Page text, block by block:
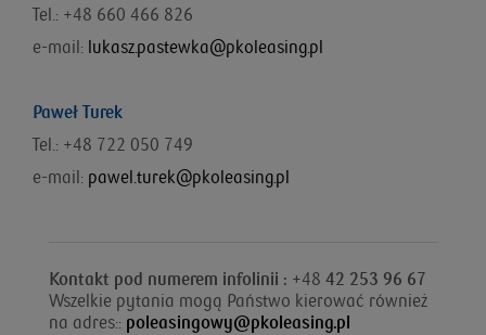
Tel.: +48 660 466 826
e-mail: lukasz.pastewka@pkoleasing.pl
Paweł Turek
Tel.: +48 722 050 749
e-mail: pawel.turek@pkoleasing.pl
Kontakt pod numerem infolinii : +48 42 253 96 67
Wszelkie pytania mogą Państwo kierować również
na adres:: poleasingowy@pkoleasing.pl